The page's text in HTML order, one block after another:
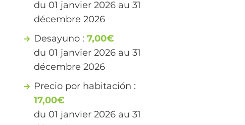
du 01 janvier 2026 au 31
décembre 2026
Desayuno : 7,00€
du 01 janvier 2026 au 31
décembre 2026
Precio por habitación :
17,00€
du 01 janvier 2026 au 31